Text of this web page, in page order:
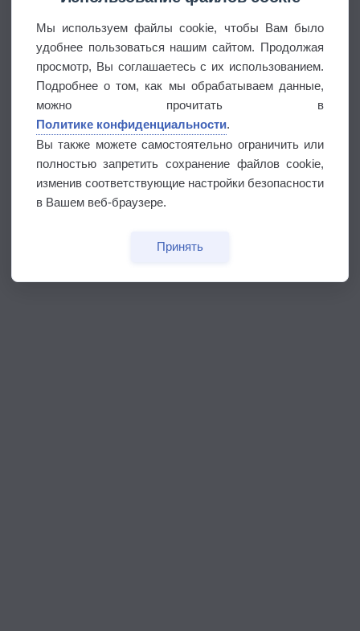
Мы используем файлы cookie, чтобы Вам было
удобнее пользоваться нашим сайтом. Продолжая
просмотр, Вы соглашаетесь с их использованием.
Подробнее о том, как мы обрабатываем данные,
можно прочитать в
Политике конфиденциальности.
Вы также можете самостоятельно ограничить или
полностью запретить сохранение файлов cookie,
изменив соответствующие настройки безопасности
в Вашем веб-браузере.
Принять